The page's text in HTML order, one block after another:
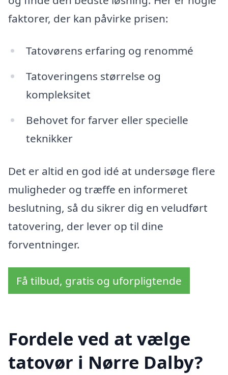
faktorer, der kan påvirke prisen:
Tatovørens erfaring og renommé
Tatoveringens størrelse og
kompleksitet
Behovet for farver eller specielle
teknikker
Det er altid en god idé at undersøge flere
muligheder og træffe en informeret
beslutning, så du sikrer dig en veludført
tatovering, der lever op til dine
forventninger.
Få tilbud, gratis og uforpligtende
Fordele ved at vælge
tatovør i Nørre Dalby?